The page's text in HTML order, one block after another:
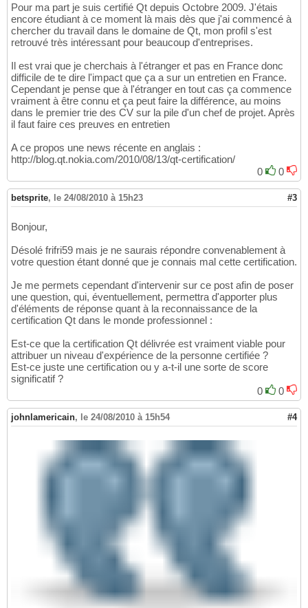
Pour ma part je suis certifié Qt depuis Octobre 2009. J'étais
encore étudiant à ce moment là mais dès que j'ai commencé à
chercher du travail dans le domaine de Qt, mon profil s'est
retrouvé très intéressant pour beaucoup d'entreprises.
Il est vrai que je cherchais à l'étranger et pas en France donc
difficile de te dire l'impact que ça a sur un entretien en France.
Cependant je pense que à l'étranger en tout cas ça commence
vraiment à être connu et ça peut faire la différence, au moins
dans le premier trie des CV sur la pile d'un chef de projet. Après
il faut faire ces preuves en entretien
A ce propos une news récente en anglais :
http://blog.qt.nokia.com/2010/08/13/qt-certification/
0
0
betsprite, le 24/08/2010 à 15h23 #3
Bonjour,
Désolé frifri59 mais je ne saurais répondre convenablement à
votre question étant donné que je connais mal cette certification.
Je me permets cependant d'intervenir sur ce post afin de poser
une question, qui, éventuellement, permettra d'apporter plus
d'éléments de réponse quant à la reconnaissance de la
certification Qt dans le monde professionnel :
Est-ce que la certification Qt délivrée est vraiment viable pour
attribuer un niveau d'expérience de la personne certifiée ?
Est-ce juste une certification ou y a-t-il une sorte de score
significatif ?
0
0
johnlamericain, le 24/08/2010 à 15h54 #4